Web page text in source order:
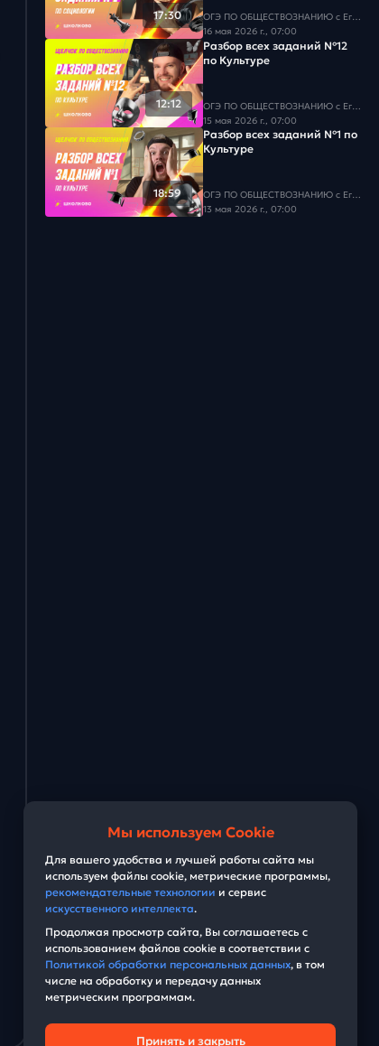
17:30
ОГЭ ПО ОБЩЕСТВОЗНАНИЮ c Егором Кантом
16 мая 2026 г., 07:00
12:12
Разбор всех заданий №12
по Культуре
ОГЭ ПО ОБЩЕСТВОЗНАНИЮ c Егором Кантом
15 мая 2026 г., 07:00
18:59
Разбор всех заданий №1 по
Культуре
ОГЭ ПО ОБЩЕСТВОЗНАНИЮ c Егором Кантом
13 мая 2026 г., 07:00
Мы используем Cookie
Для вашего удобства и лучшей работы сайта мы
используем файлы cookie, метрические программы,
рекомендательные технологии и сервис
искусственного интеллекта.
Продолжая просмотр сайта, Вы соглашаетесь с
использованием файлов cookie в соответствии с
Политикой обработки персональных данных, в том
числе на обработку и передачу данных
метрическим программам.
Принять и закрыть